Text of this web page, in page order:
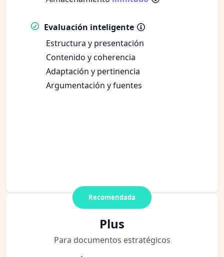
Evaluación inteligente
Estructura y presentación
Contenido y coherencia
Adaptación y pertinencia
Argumentación y fuentes
Recomendada
Plus
Para documentos estratégicos